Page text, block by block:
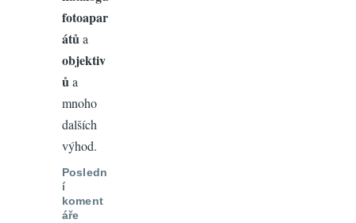
fotoapar
átů a
objektiv
ů a
mnoho
dalších
výhod.
Posledn
í
koment
áře